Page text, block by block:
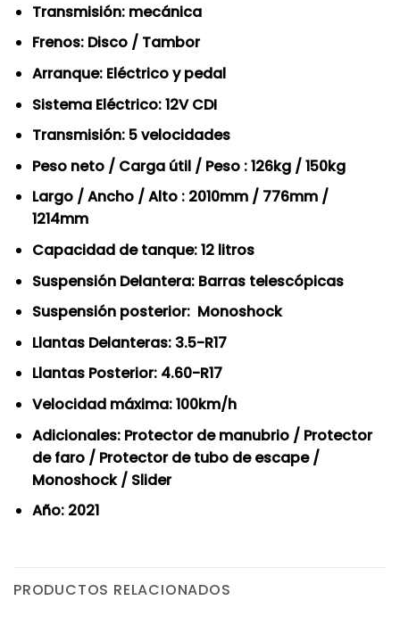
Transmisión: mecánica
Frenos: Disco / Tambor
Arranque: Eléctrico y pedal
Sistema Eléctrico: 12V CDI
Transmisión: 5 velocidades
Peso neto / Carga útil / Peso : 126kg / 150kg
Largo / Ancho / Alto : 2010mm / 776mm /
1214mm
Capacidad de tanque: 12 litros
Suspensión Delantera: Barras telescópicas
Suspensión posterior: Monoshock
Llantas Delanteras: 3.5-R17
Llantas Posterior: 4.60-R17
Velocidad máxima: 100km/h
Adicionales: Protector de manubrio / Protector
de faro / Protector de tubo de escape /
Monoshock / Slider
Año: 2021
PRODUCTOS RELACIONADOS